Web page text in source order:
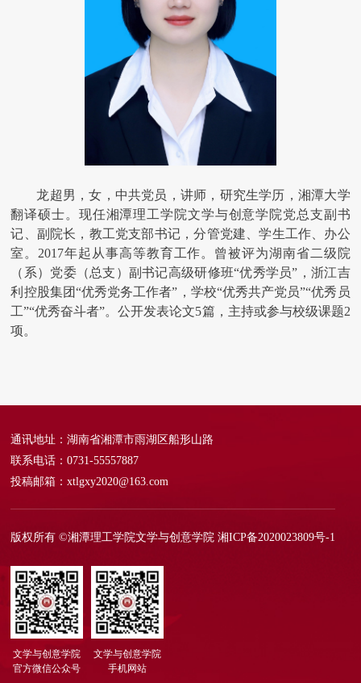
龙超男，女，中共党员，讲师，研究生学历，湘潭大学
翻译硕士。现任湘潭理工学院文学与创意学院党总支副书
记、副院长，教工党支部书记，分管党建、学生工作、办公
室。2017年起从事高等教育工作。曾被评为湖南省二级院
（系）党委（总支）副书记高级研修班“优秀学员”，浙江吉
利控股集团“优秀党务工作者”，学校“优秀共产党员”“优秀员
工”“优秀奋斗者”。公开发表论文5篇，主持或参与校级课题2
项。
通讯地址：湖南省湘潭市雨湖区船形山路
联系电话：0731-55557887
投稿邮箱：xtlgxy2020@163.com
版权所有 ©湘潭理工学院文学与创意学院湘ICP备2020023809号-1
文学与创意学院
官方微信公众号
文学与创意学院
手机网站